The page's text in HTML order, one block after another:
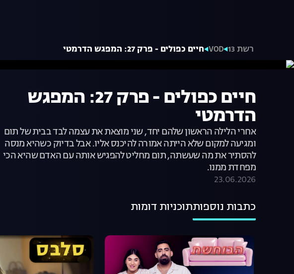
רשת 13 VOD חיים כפולים - פרק 27: המפגש הדרמטי
חיים כפולים - פרק 27: המפגש
הדרמטי
אחרי הלילה הראשון שלהם יחד, שני מוצאת את עצמה לבד בבית של תום
ומגיעה למקום שלא הייתה אמורה להיכנס אליו. אבל בדיוק כשהיא מנסה
להסתיר את מה שעשתה, תום מחליט להפגיש אותה עם האדם שהיא הכי
מפחדת ממנו.
23.06.2026
כתבות נוספותתוכניות דומות